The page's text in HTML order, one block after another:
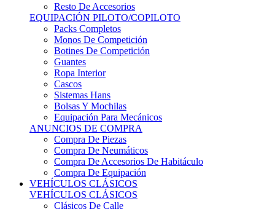
EQUIPACIÓN PILOTO/COPILOTO
Packs Completos
Monos De Competición
Botines De Competición
Guantes
Ropa Interior
Cascos
Sistemas Hans
Bolsas Y Mochilas
Equipación Para Mecánicos
ANUNCIOS DE COMPRA
Compra De Piezas
Compra De Neumáticos
Compra De Accesorios De Habitáculo
Compra De Equipación
VEHÍCULOS CLÁSICOS
VEHÍCULOS CLÁSICOS
Clásicos De Calle
Clásicos De Competición